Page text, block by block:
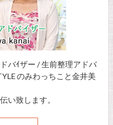
バｲザー / 生前整理アドバ
のみわっちこと金井美
い致します。